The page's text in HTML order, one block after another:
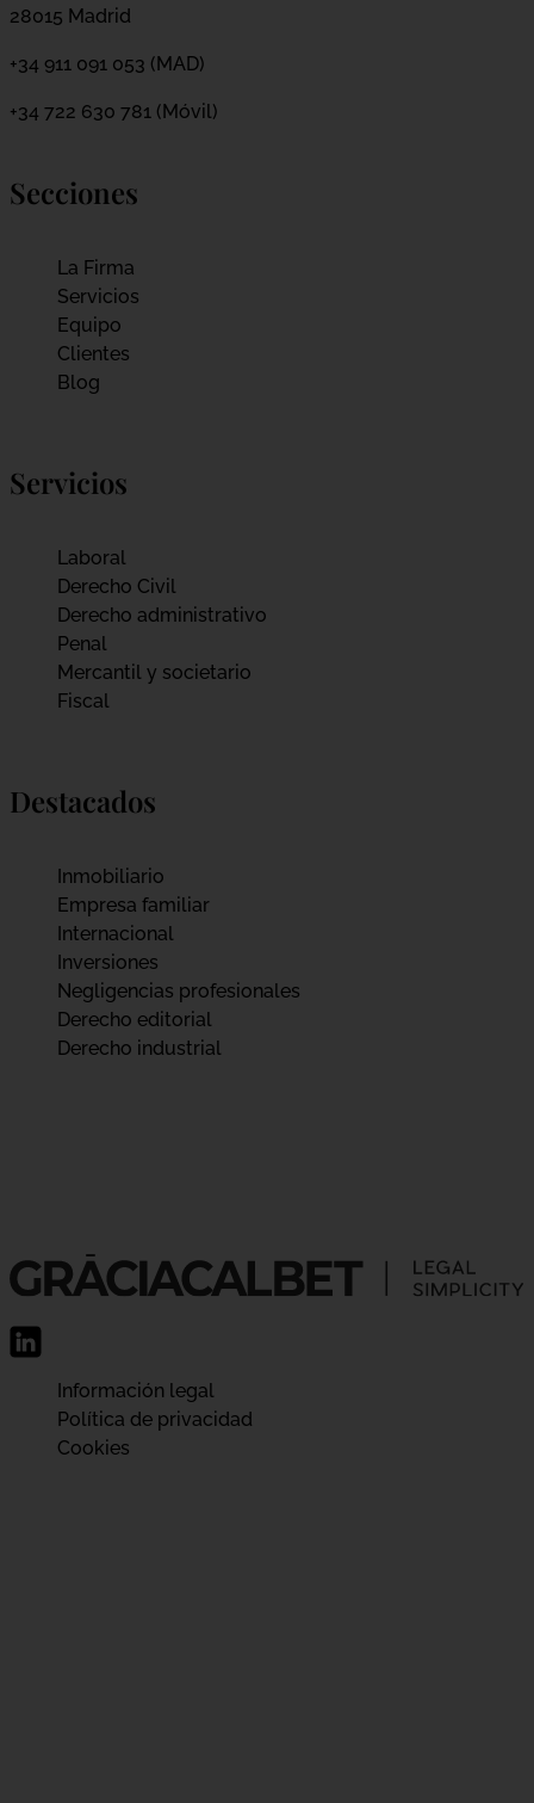
28015 Madrid
+34 911 091 053 (MAD)
+34 722 630 781 (Móvil)
Secciones
La Firma
Servicios
Equipo
Clientes
Blog
Servicios
Laboral
Derecho Civil
Derecho administrativo
Penal
Mercantil y societario
Fiscal
Destacados
Inmobiliario
Empresa familiar
Internacional
Inversiones
Negligencias profesionales
Derecho editorial
Derecho industrial
Información legal
Política de privacidad
Cookies